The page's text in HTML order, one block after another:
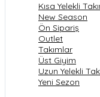
Kısa Yelekli
New Season
Ön Sipariş
Outlet
Takımlar
Üst Giyim
Uzun Yelekli
Yeni Sezon